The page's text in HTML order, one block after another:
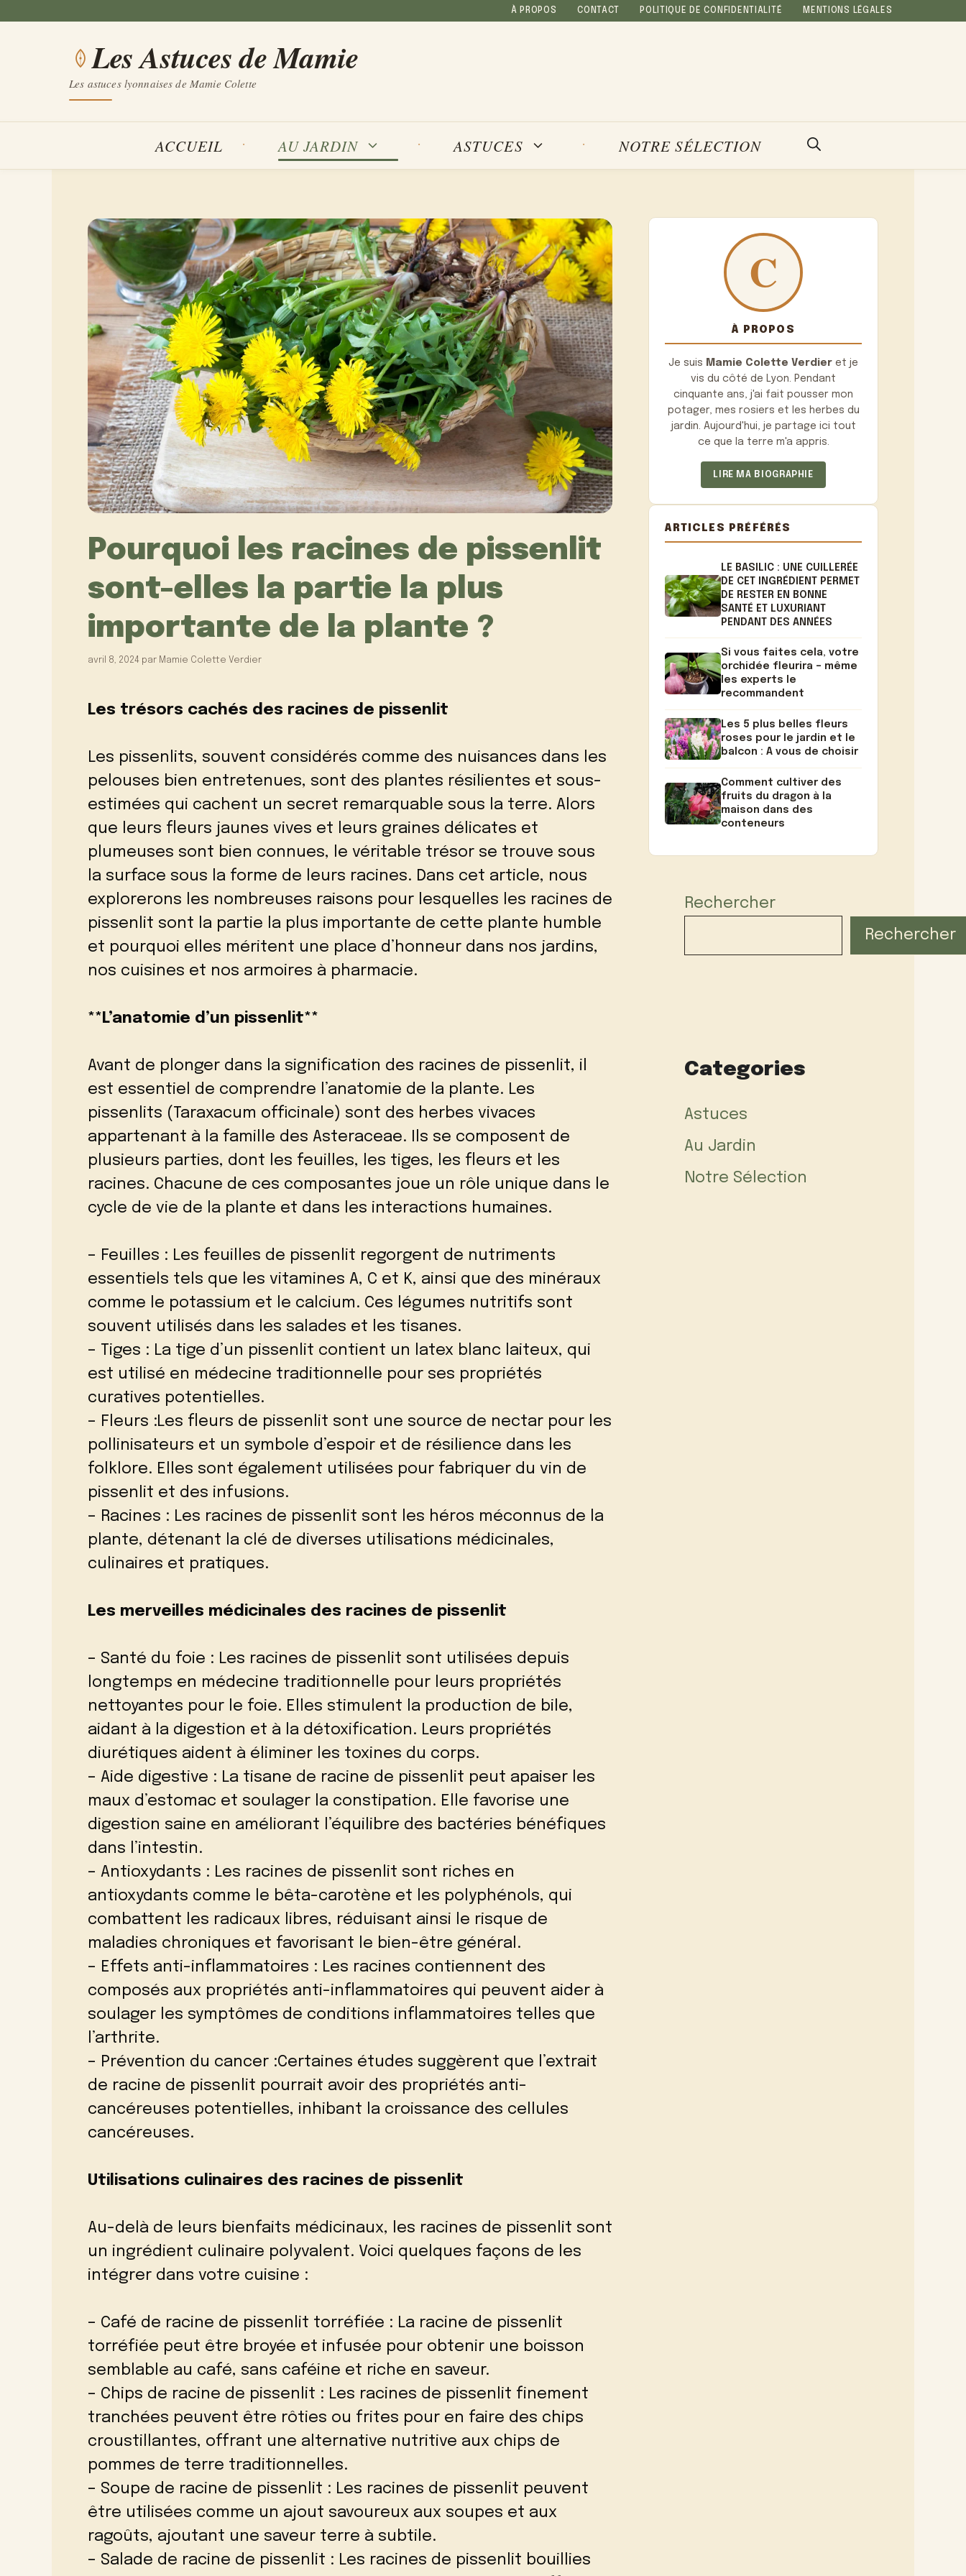
À PROPOS CONTACT POLITIQUE DE CONFIDENTIALITÉ MENTIONS LÉGALES
Les Astuces de Mamie
Les astuces lyonnaises de Mamie Colette
ACCUEIL AU JARDIN ASTUCES NOTRE SÉLECTION
Pourquoi les racines de pissenlit
sont-elles la partie la plus
importante de la plante ?
avril 8, 2024 par Mamie Colette Verdier
Les trésors cachés des racines de pissenlit
Les pissenlits, souvent considérés comme des nuisances dans les
pelouses bien entretenues, sont des plantes résilientes et sous-
estimées qui cachent un secret remarquable sous la terre. Alors
que leurs fleurs jaunes vives et leurs graines délicates et
plumeuses sont bien connues, le véritable trésor se trouve sous
la surface sous la forme de leurs racines. Dans cet article, nous
explorerons les nombreuses raisons pour lesquelles les racines de
pissenlit sont la partie la plus importante de cette plante humble
et pourquoi elles méritent une place d’honneur dans nos jardins,
nos cuisines et nos armoires à pharmacie.
**L’anatomie d’un pissenlit**
Avant de plonger dans la signification des racines de pissenlit, il
est essentiel de comprendre l’anatomie de la plante. Les
pissenlits (Taraxacum officinale) sont des herbes vivaces
appartenant à la famille des Asteraceae. Ils se composent de
plusieurs parties, dont les feuilles, les tiges, les fleurs et les
racines. Chacune de ces composantes joue un rôle unique dans le
cycle de vie de la plante et dans les interactions humaines.
– Feuilles : Les feuilles de pissenlit regorgent de nutriments
essentiels tels que les vitamines A, C et K, ainsi que des minéraux
comme le potassium et le calcium. Ces légumes nutritifs sont
souvent utilisés dans les salades et les tisanes.
– Tiges : La tige d’un pissenlit contient un latex blanc laiteux, qui
est utilisé en médecine traditionnelle pour ses propriétés
curatives potentielles.
– Fleurs :Les fleurs de pissenlit sont une source de nectar pour les
pollinisateurs et un symbole d’espoir et de résilience dans les
folklore. Elles sont également utilisées pour fabriquer du vin de
pissenlit et des infusions.
– Racines : Les racines de pissenlit sont les héros méconnus de la
plante, détenant la clé de diverses utilisations médicinales,
culinaires et pratiques.
Les merveilles médicinales des racines de pissenlit
– Santé du foie : Les racines de pissenlit sont utilisées depuis
longtemps en médecine traditionnelle pour leurs propriétés
nettoyantes pour le foie. Elles stimulent la production de bile,
aidant à la digestion et à la détoxification. Leurs propriétés
diurétiques aident à éliminer les toxines du corps.
– Aide digestive : La tisane de racine de pissenlit peut apaiser les
maux d’estomac et soulager la constipation. Elle favorise une
digestion saine en améliorant l’équilibre des bactéries bénéfiques
dans l’intestin.
– Antioxydants : Les racines de pissenlit sont riches en
antioxydants comme le bêta-carotène et les polyphénols, qui
combattent les radicaux libres, réduisant ainsi le risque de
maladies chroniques et favorisant le bien-être général.
– Effets anti-inflammatoires : Les racines contiennent des
composés aux propriétés anti-inflammatoires qui peuvent aider à
soulager les symptômes de conditions inflammatoires telles que
l’arthrite.
– Prévention du cancer :Certaines études suggèrent que l’extrait
de racine de pissenlit pourrait avoir des propriétés anti-
cancéreuses potentielles, inhibant la croissance des cellules
cancéreuses.
Utilisations culinaires des racines de pissenlit
Au-delà de leurs bienfaits médicinaux, les racines de pissenlit sont
un ingrédient culinaire polyvalent. Voici quelques façons de les
intégrer dans votre cuisine :
– Café de racine de pissenlit torréfiée : La racine de pissenlit
torréfiée peut être broyée et infusée pour obtenir une boisson
semblable au café, sans caféine et riche en saveur.
– Chips de racine de pissenlit : Les racines de pissenlit finement
tranchées peuvent être rôties ou frites pour en faire des chips
croustillantes, offrant une alternative nutritive aux chips de
pommes de terre traditionnelles.
– Soupe de racine de pissenlit : Les racines de pissenlit peuvent
être utilisées comme un ajout savoureux aux soupes et aux
ragoûts, ajoutant une saveur terre à subtile.
– Salade de racine de pissenlit : Les racines de pissenlit bouillies
À PROPOS
Je suis Mamie Colette Verdier et je
vis du côté de Lyon. Pendant
cinquante ans, j'ai fait pousser mon
potager, mes rosiers et les herbes du
jardin. Aujourd'hui, je partage ici tout
ce que la terre m'a appris.
LIRE MA BIOGRAPHIE
ARTICLES PRÉFÉRÉS
LE BASILIC : UNE CUILLERÉE
DE CET INGRÉDIENT PERMET
DE RESTER EN BONNE
SANTÉ ET LUXURIANT
PENDANT DES ANNÉES
Si vous faites cela, votre
orchidée fleurira – même
les experts le
recommandent
Les 5 plus belles fleurs
roses pour le jardin et le
balcon : A vous de choisir
Comment cultiver des
fruits du dragon à la
maison dans des
conteneurs
Rechercher
Rechercher
Categories
Astuces
Au Jardin
Notre Sélection